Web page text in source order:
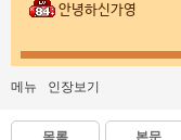
안녕하신가영
메뉴 인장보기
목록 본문